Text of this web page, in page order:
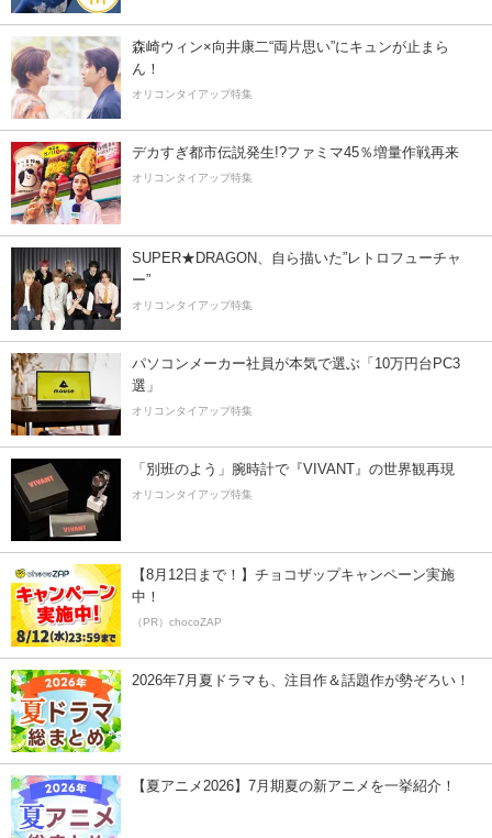
森崎ウィン×向井康二“両片思い”にキュンが止まら
ん！
オリコンタイアップ特集
デカすぎ都市伝説発生!?ファミマ45％増量作戦再来
オリコンタイアップ特集
SUPER★DRAGON、自ら描いた”レトロフューチャ
ー”
オリコンタイアップ特集
パソコンメーカー社員が本気で選ぶ「10万円台PC3
選」
オリコンタイアップ特集
「別班のよう」腕時計で『VIVANT』の世界観再現
オリコンタイアップ特集
【8月12日まで！】チョコザップキャンペーン実施
中！
（PR）chocoZAP
2026年7月夏ドラマも、注目作＆話題作が勢ぞろい！
【夏アニメ2026】7月期夏の新アニメを一挙紹介！